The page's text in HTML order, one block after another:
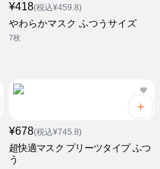
¥418(税込¥459.8)
やわらかマスク ふつうサイズ
7枚
¥678(税込¥745.8)
超快適マスク プリーツタイプ ふつ
う